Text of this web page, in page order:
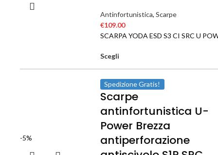
Antinfortunistica, Scarpe
€109.00
SCARPA YODA ESD S3 CI SRC U
Scegli
-5%
Spedizione Gratis!
Scarpe
antinfortunistica U-
Power Brezza
antiperforazione